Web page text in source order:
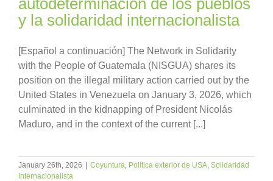
y la solidaridad internacionalista
[Español a continuación] The Network in Solidarity
with the People of Guatemala (NISGUA) shares its
position on the illegal military action carried out by the
United States in Venezuela on January 3, 2026, which
culminated in the kidnapping of President Nicolás
Maduro, and in the context of the current [...]
January 26th, 2026 | Coyuntura Política exterior de USA Solidaridad
Internacionalista